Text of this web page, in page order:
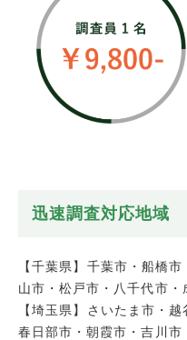
迅速調査対応地域
【千葉県】千葉市・船橋
山市・松戸市・八千代市
【埼玉県】さいたま市・
春日部市・朝霞市・吉川市